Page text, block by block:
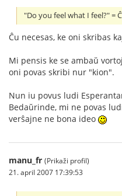
"Do you feel what I feel?" =
Ĉu necesas, ke oni skribas
Mi pensis ke se ambaŭ
oni povas skribi nur "kion".
Nun iu povus ludi
Bedaŭrinde, mi ne povas
verŝajne ne bona ideo
manu_fr (Prikaži profil)
21. april 2007 17:39:53